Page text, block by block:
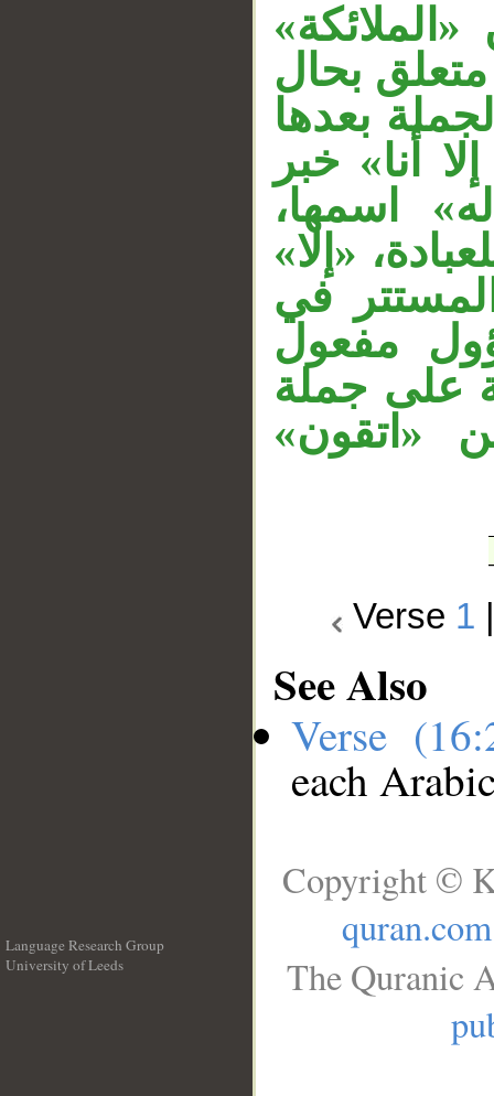
بحال
بعدها
أنا» خبر
اسمها،
«إلا»
في
مفعول
على جملة
«اتقون»
Verse 1
See Also
Verse
each
Language Research Group
University of Leeds
Copyright ©
quran.com
The Quranic